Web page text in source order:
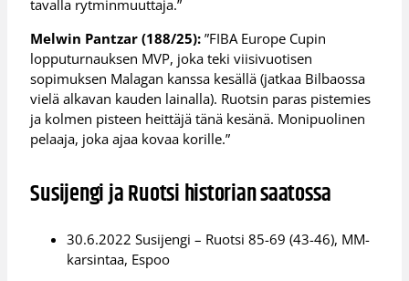
tavalla rytminmuuttaja.”
Melwin Pantzar (188/25): ”FIBA Europe Cupin
lopputurnauksen MVP, joka teki viisivuotisen
sopimuksen Malagan kanssa kesällä (jatkaa Bilbaossa
vielä alkavan kauden lainalla). Ruotsin paras pistemies
ja kolmen pisteen heittäjä tänä kesänä. Monipuolinen
pelaaja, joka ajaa kovaa korille.”
Susijengi ja Ruotsi historian saatossa
30.6.2022 Susijengi – Ruotsi 85-69 (43-46), MM-
karsintaa, Espoo